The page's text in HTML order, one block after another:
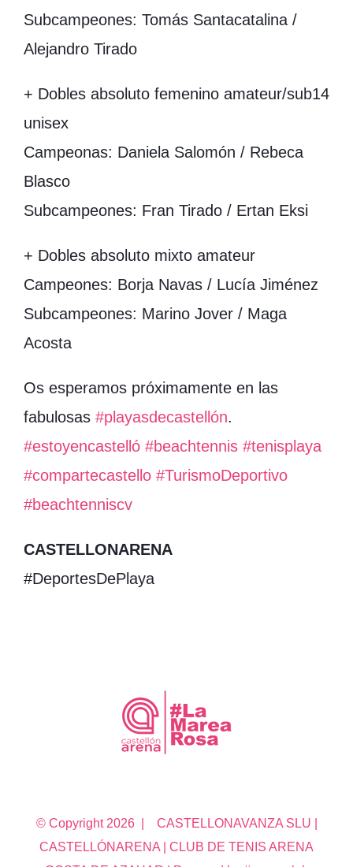
Subcampeones: Tomás Santacatalina /
Alejandro Tirado
+ Dobles absoluto femenino amateur/sub14
unisex
Campeonas: Daniela Salomón / Rebeca
Blasco
Subcampeones: Fran Tirado / Ertan Eksi
+ Dobles absoluto mixto amateur
Campeones: Borja Navas / Lucía Jiménez
Subcampeones: Marino Jover / Maga
Acosta
Os esperamos próximamente en las
fabulosas #playasdecastellón.
#estoyencastelló #beachtennis #tenisplaya
#compartecastello #TurismoDeportivo
#beachtenniscv
CASTELLONARENA
#DeportesDePlaya
© Copyright 2026 | CASTELLONAVANZA SLU |
CASTELLÓNARENA | CLUB DE TENIS ARENA